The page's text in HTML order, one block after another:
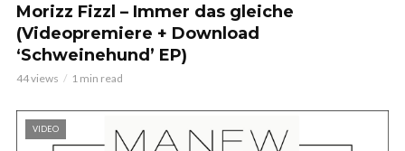
Morizz Fizzl – Immer das gleiche
(Videopremiere + Download
‘Schweinehund’ EP)
44 views 1 min read
VIDEO